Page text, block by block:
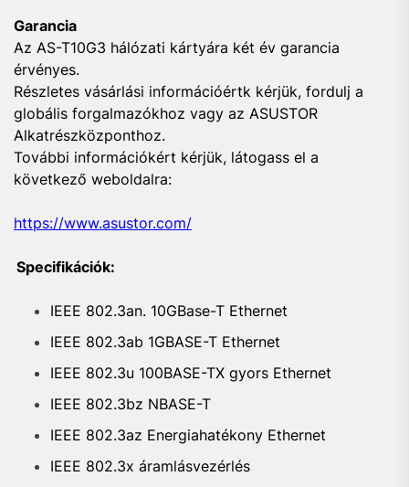
Garancia
Az AS-T10G3 hálózati kártyára két év garancia
érvényes.
Részletes vásárlási információértk kérjük, fordulj a
globális forgalmazókhoz vagy az ASUSTOR
Alkatrészközponthoz.
További információkért kérjük, látogass el a
következő weboldalra:
https://www.asustor.com/
Specifikációk:
IEEE 802.3an. 10GBase-T Ethernet
IEEE 802.3ab 1GBASE-T Ethernet
IEEE 802.3u 100BASE-TX gyors Ethernet
IEEE 802.3bz NBASE-T
IEEE 802.3az Energiahatékony Ethernet
IEEE 802.3x áramlásvezérlés